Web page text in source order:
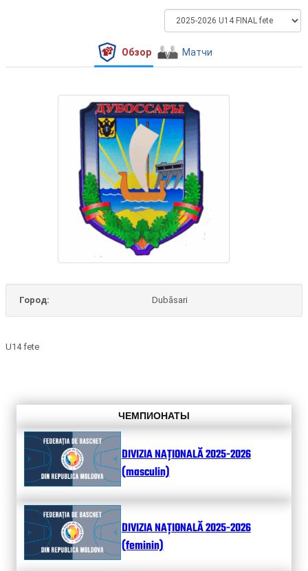
Обзор Матчи
Город: Dubăsari
U14 fete
ЧЕМПИОНАТЫ
DIVIZIA NAȚIONALĂ 2025-2026
(masculin)
DIVIZIA NAȚIONALĂ 2025-2026
(feminin)